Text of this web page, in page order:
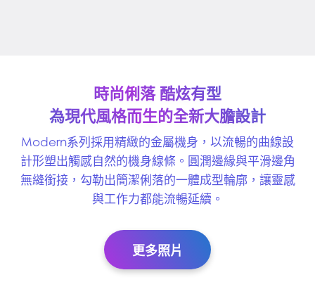
時尚俐落 酷炫有型
為現代風格而生的全新大膽設計
Modern系列採用精緻的金屬機身，以流暢的曲線設
計形塑出觸感自然的機身線條。圓潤邊緣與平滑邊角
無縫銜接，勾勒出簡潔俐落的一體成型輪廓，讓靈感
與工作力都能流暢延續。
更多照片